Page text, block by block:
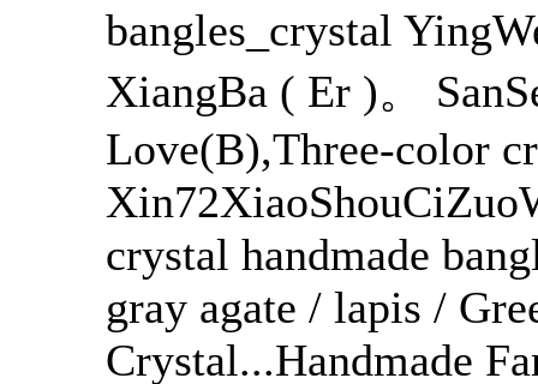
bangles_crystal
XiangBa ( Er )。
Love(B),Three-color
crystal handmade
gray agate / lapis /
Crystal...Handmade